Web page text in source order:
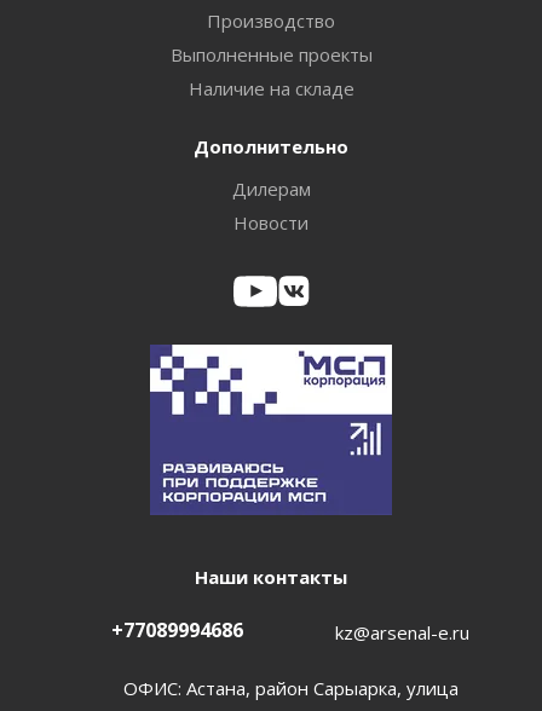
Производство
Выполненные проекты
Наличие на складе
Дополнительно
Дилерам
Новости
Наши контакты
+77089994686 kz@arsenal-e.ru
ОФИС: Астана, район Сарыарка, улица